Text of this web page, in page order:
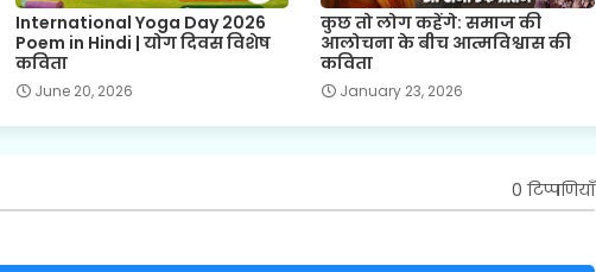
International Yoga Day 2026
Poem in Hindi | योग दिवस विशेष
कविता
June 20, 2026
कुछ तो लोग कहेंगे: समाज की
आलोचना के बीच आत्मविश्वास की
कविता
January 23, 2026
0 टिप्पणियाँ